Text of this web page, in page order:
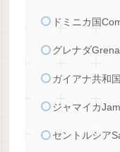
ドミニカ国
グレナダ
ガイアナ共和
ジャマイカ
セントルシア